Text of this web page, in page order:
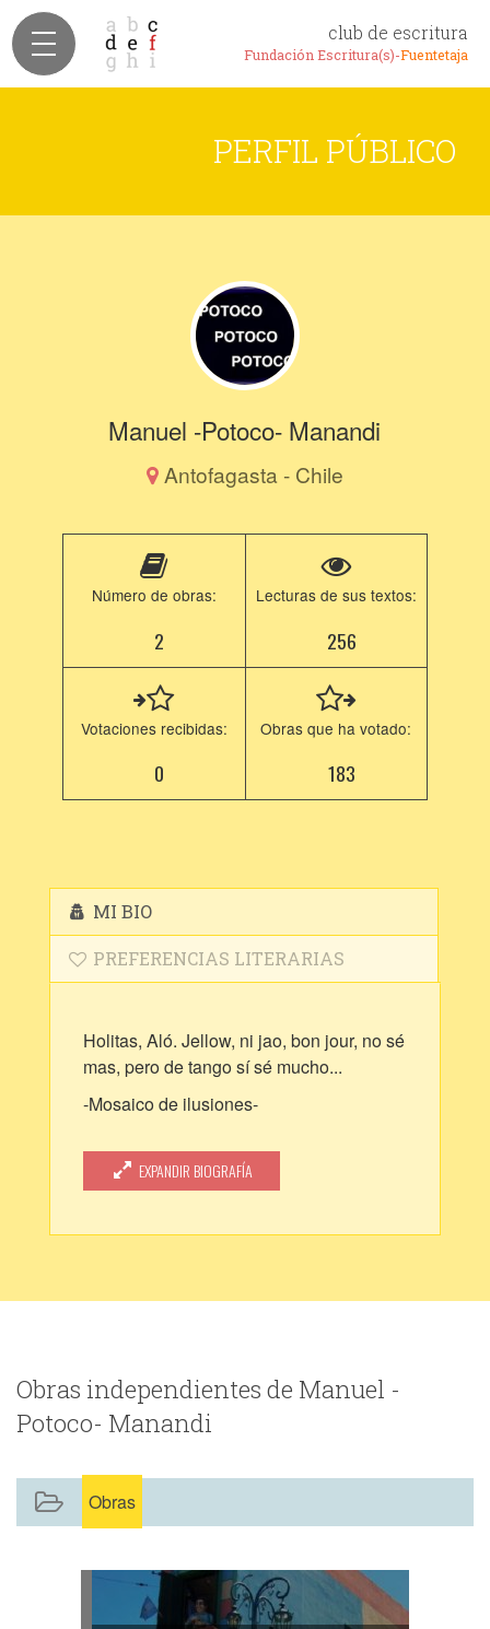
club de escritura
Fundación Escritura(s)-Fuentetaja
PERFIL PÚBLICO
Manuel -Potoco- Manandi
Antofagasta - Chile
Número de obras:
2
Lecturas de sus textos:
256
Votaciones recibidas:
0
Obras que ha votado:
183
MI BIO
PREFERENCIAS LITERARIAS
Holitas, Aló. Jellow, ni jao, bon jour, no sé
mas, pero de tango sí sé mucho...
-Mosaico de ilusiones-
cerrar la puerta
Porque dejándola abierta me hago
Como si estuvieras vos"
EXPANDIR BIOGRAFÍA
Obras independientes de Manuel -
Potoco- Manandi
Obras